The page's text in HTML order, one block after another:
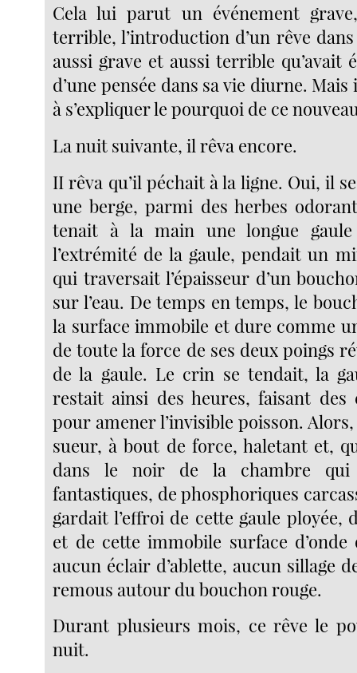
Cela lui parut un événement
terrible, l’introduction d’un rêve
aussi grave et aussi terrible qu’avait
d’une pensée dans sa vie diurne.
à s’expliquer le pourquoi de ce
La nuit suivante, il rêva encore.
II rêva qu’il péchait à la ligne. Oui, il
une berge, parmi des herbes
tenait à la main une longue
l’extrémité de la gaule, pendait un
qui traversait l’épaisseur d’un
sur l’eau. De temps en temps, le
la surface immobile et dure comme
de toute la force de ses deux poings
de la gaule. Le crin se tendait, la
restait ainsi des heures, faisant des
pour amener l’invisible poisson.
sueur, à bout de force, haletant et,
dans le noir de la chambre qui
fantastiques, de phosphoriques
gardait l’effroi de cette gaule ployée,
et de cette immobile surface
aucun éclair d’ablette, aucun sillage
remous autour du bouchon rouge.
Durant plusieurs mois, ce rêve le
nuit.